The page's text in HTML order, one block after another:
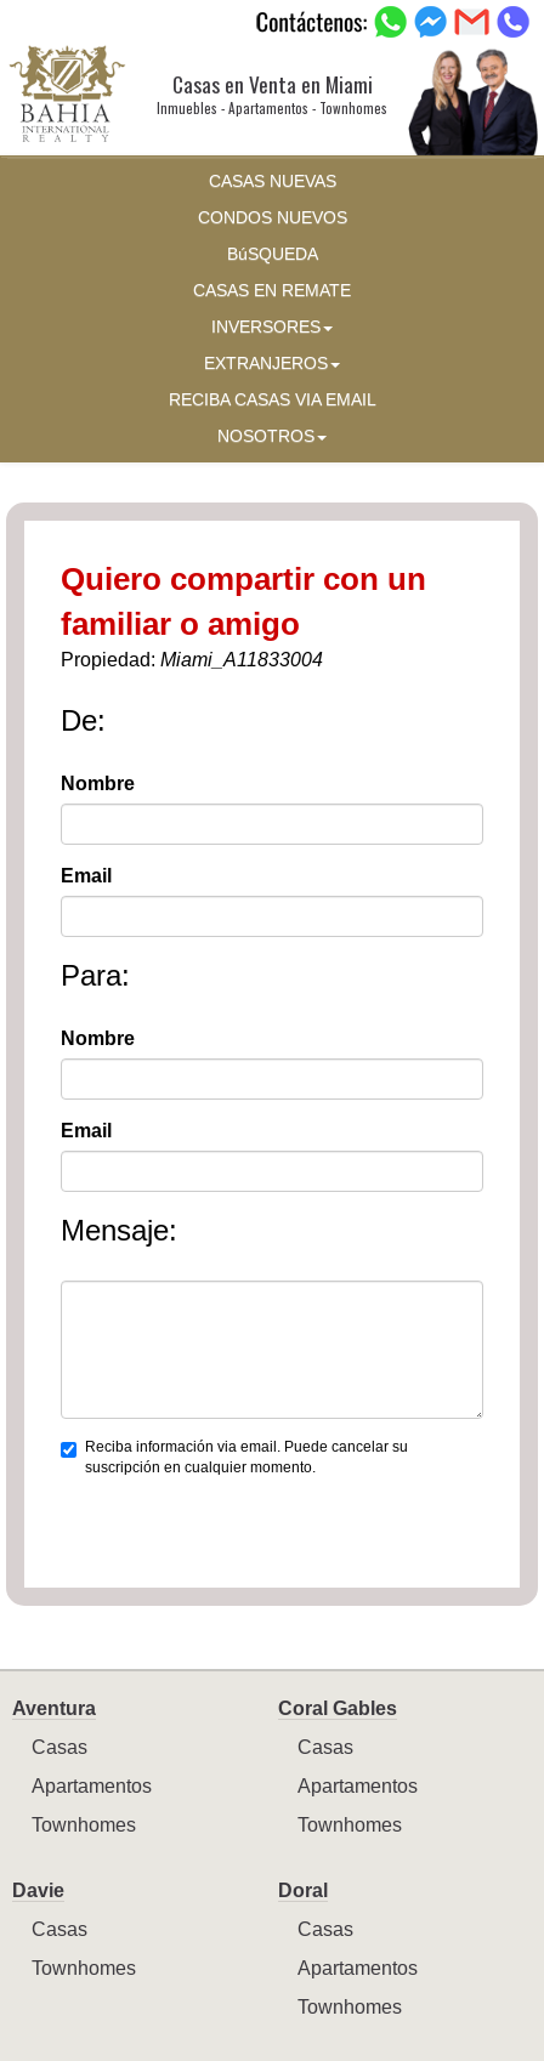
Casas en Venta en Miami
Inmuebles - Apartamentos - Townhomes
CASAS NUEVAS
CONDOS NUEVOS
BúSQUEDA
CASAS EN REMATE
INVERSORES
EXTRANJEROS
RECIBA CASAS VIA EMAIL
NOSOTROS
Quiero compartir con un
familiar o amigo
Propiedad: Miami_A11833004
De:
Nombre
Email
Para:
Nombre
Email
Mensaje:
Reciba información via email. Puede cancelar su
suscripción en cualquier momento.
Aventura
Casas
Apartamentos
Townhomes
Coral Gables
Casas
Apartamentos
Townhomes
Davie
Casas
Townhomes
Doral
Casas
Apartamentos
Townhomes